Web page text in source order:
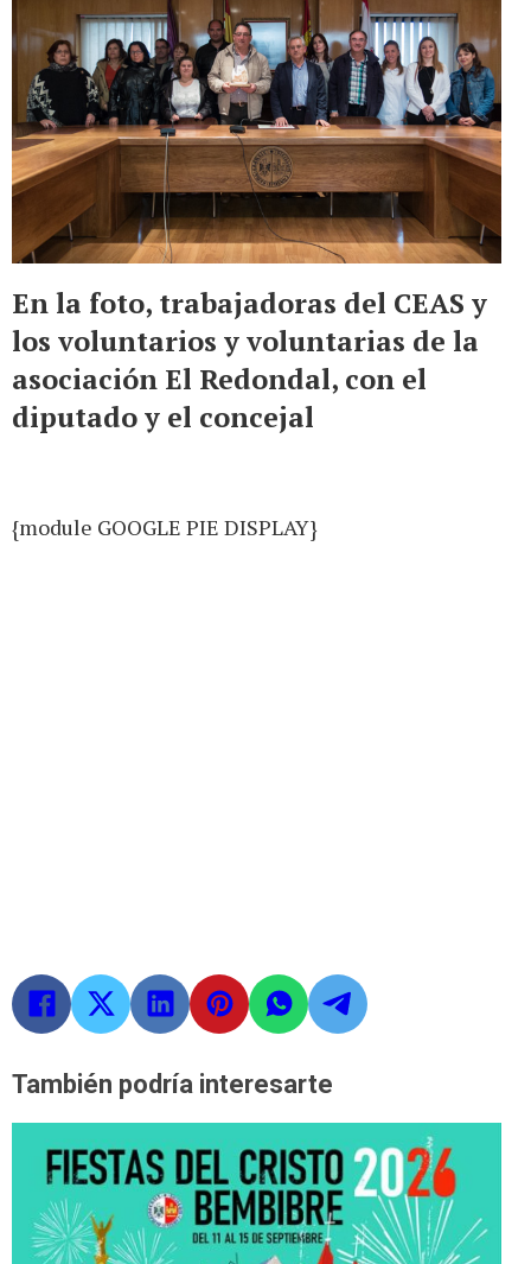
En la foto, trabajadoras del CEAS y
los voluntarios y voluntarias de la
asociación El Redondal, con el
diputado y el concejal
{module GOOGLE PIE DISPLAY}
También podría interesarte